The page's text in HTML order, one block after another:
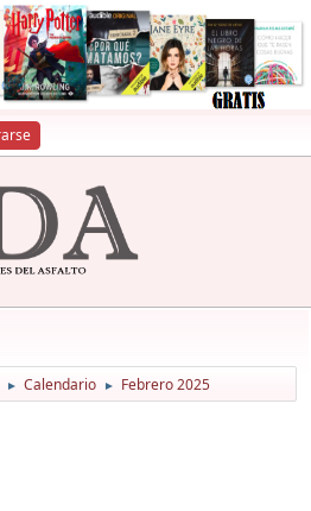
► Calendario ► Febrero 2025